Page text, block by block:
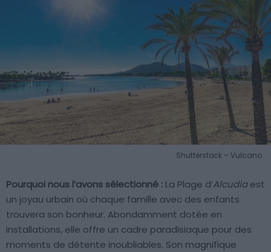
Shutterstock – Vulcano
Pourquoi nous l’avons sélectionné : La Plage d’Alcudiaest
un joyau urbain où chaque famille avec des enfants
trouvera son bonheur. Abondamment dotée en
installations, elle offre un cadre paradisiaque pour des
moments de détente inoubliables. Son magnifique